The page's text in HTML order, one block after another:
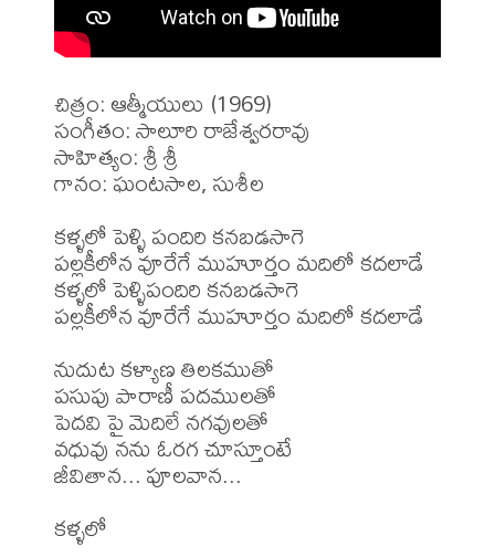
చిత్రం: ఆత్మీయులు (1969)
సంగీతం: సాలూరి రాజేశ్వరరావు
సాహిత్యం: శ్రీ శ్రీ
గానం: ఘంటసాల, సుశీల
కళ్ళలో పెళ్ళి పందిరి కనబడసాగె
పల్లకీలోన వూరేగే ముహూర్తం మదిలో కదలాడే
కళ్ళలో పెళ్ళిపందిరి కనబడసాగె
పల్లకీలోన వూరేగే ముహూర్తం మదిలో కదలాడే
నుదుట కళ్యాణ తిలకముతో
పసుపు పారాణీ పదములతో
పెదవి పై మెదిలే నగవులతో
వధువు నను ఓరగ చూస్తూంటే
జీవితాన... పూలవాన...
కళ్ళలో